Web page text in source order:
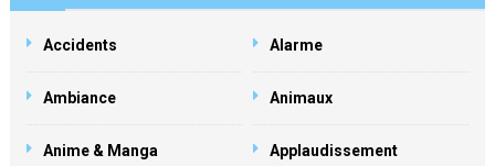
Accidents Alarme
Ambiance Animaux
Anime & Manga Applaudissement